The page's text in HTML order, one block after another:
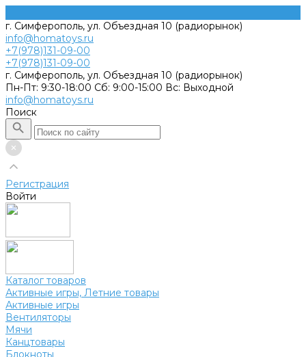
г. Симферополь, ул. Объездная 10 (радиорынок)
info@homatoys.ru
+7(978)131-09-00
+7(978)131-09-00
г. Симферополь, ул. Объездная 10 (радиорынок)
Пн-Пт: 9:30-18:00 Cб: 9:00-15:00 Вс: Выходной
info@homatoys.ru
Поиск
Регистрация
Войти
Каталог товаров
Активные игры, Летние товары
Активные игры
Вентиляторы
Мячи
Канцтовары
Блокноты